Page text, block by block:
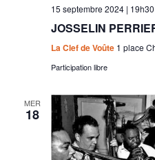
15 septembre 2024 | 19h30
JOSSELIN
La Clef de Voûte 1 place
Participation libre
MER
18